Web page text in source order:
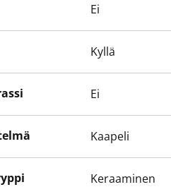
Ei
Kyllä
Ei
Kaapeli
Keraaminen